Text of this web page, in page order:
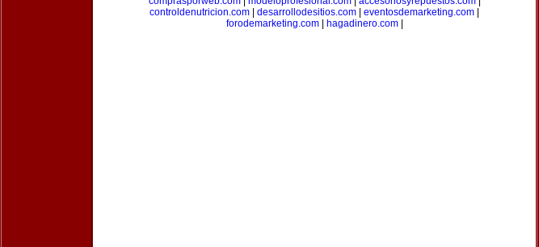
controldenutricion.com
desarrollodesitios.com eventosdemarketing.com
forodemarketing.com| hagadinero.com|